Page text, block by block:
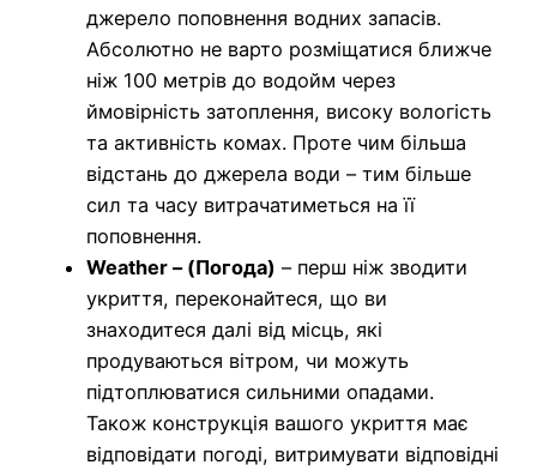
джерело поповнення водних запасів.
Абсолютно не варто розміщатися ближче
ніж 100 метрів до водойм через
ймовірність затоплення, високу вологість
та активність комах. Проте чим більша
відстань до джерела води – тим більше
сил та часу витрачатиметься на її
поповнення.
Weather – (Погода) – перш ніж зводити
укриття, переконайтеся, що ви
знаходитеся далі від місць, які
продуваються вітром, чи можуть
підтоплюватися сильними опадами.
Також конструкція вашого укриття має
відповідати погоді, витримувати відповідні